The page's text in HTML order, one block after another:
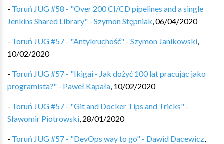
- Toruń JUG #58 - "Over 200 CI/CD pipelines and a single
Jenkins Shared Library" - Szymon Stępniak,06/04/2020
- Toruń JUG #57 - "Antykruchość" - Szymon Janikowski,
10/02/2020
- Toruń JUG #57 - "Ikigai - Jak dożyć 100 lat pracując jako
programista?" - Paweł Kapała, 10/02/2020
- Toruń JUG #57 - "Git and Docker Tips and Tricks" -
Sławomir Piotrowski, 28/01/2020
- Toruń JUG #57 - "DevOps way to go" - Dawid Dacewicz,